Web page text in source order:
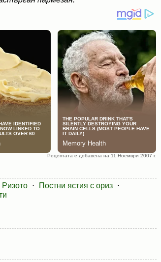
Рецептата е добавена на 11 Ноември 2007 г.
Ризото ⋅ Постни ястия с ориз ⋅